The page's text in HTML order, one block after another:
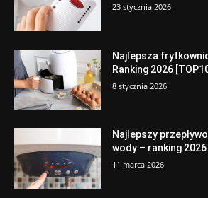
23 stycznia 2026
Najlepsza
Ranking 2026
8 stycznia 2026
Najlepszy
wody – ranking 2026
11 marca 2026